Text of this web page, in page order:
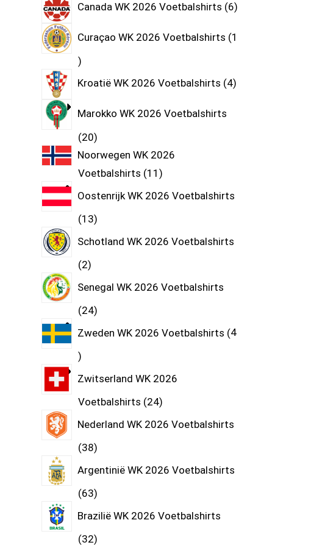
Canada WK 2026 Voetbalshirts 6
Curaçao WK 2026 Voetbalshirts 1
Kroatië WK 2026 Voetbalshirts 4
Marokko WK 2026 Voetbalshirts
20
Noorwegen WK 2026
Voetbalshirts 11
Oostenrijk WK 2026 Voetbalshirts
13
Schotland WK 2026 Voetbalshirts
2
Senegal WK 2026 Voetbalshirts
24
Zweden WK 2026 Voetbalshirts 4
Zwitserland WK 2026
Voetbalshirts 24
Nederland WK 2026 Voetbalshirts
38
Argentinië WK 2026 Voetbalshirts
63
Brazilië WK 2026 Voetbalshirts
32